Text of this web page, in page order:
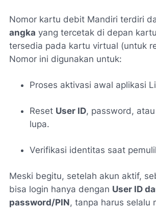
Nomor kartu debit Mandiri terdiri
angka yang tercetak di depan
tersedia pada kartu virtual (untuk
Nomor ini digunakan untuk:
Proses aktivasi awal aplikasi
Reset User ID, password,
lupa.
Verifikasi identitas saat
Meski begitu, setelah akun aktif,
bisa login hanya dengan User ID
password/PIN, tanpa harus selalu